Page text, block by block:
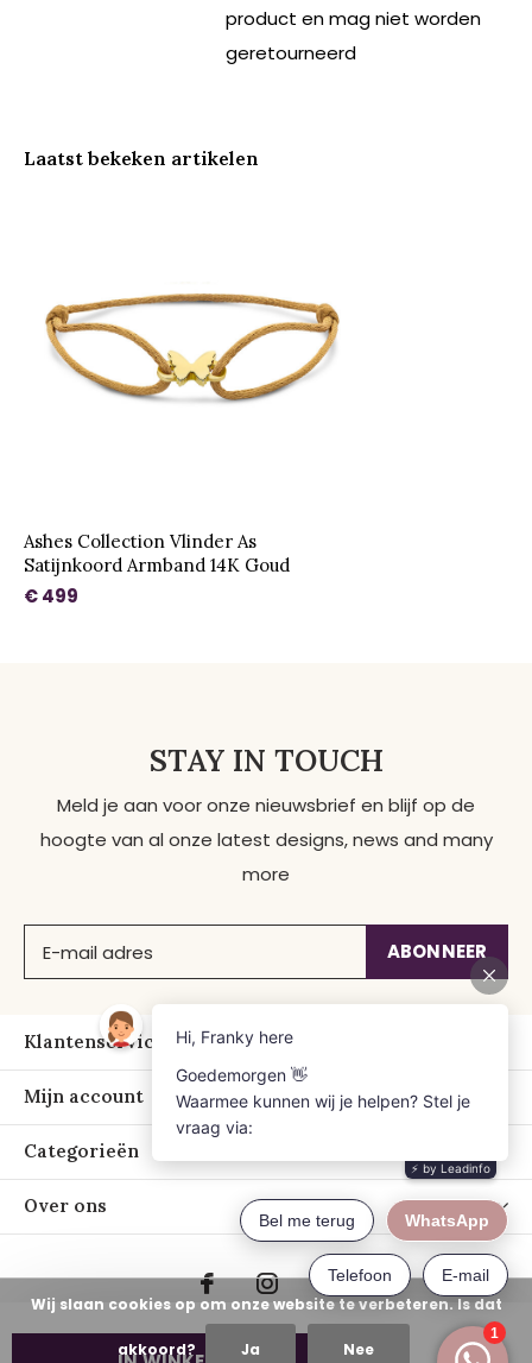
product en mag niet worden
geretourneerd
Laatst bekeken artikelen
Ashes Collection Vlinder As
Satijnkoord Armband 14K Goud
€ 499
STAY IN TOUCH
Meld je aan voor onze nieuwsbrief en blijf op de
hoogte van al onze latest designs, news and many
more
ABONNEER
Klantenservice
Mijn account
Categorieën
Over ons
Wij slaan cookies op om onze website te verbeteren. Is dat
akkoord? Ja Nee